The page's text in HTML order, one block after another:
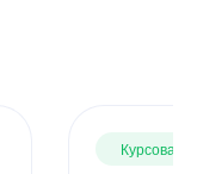
Курсовая